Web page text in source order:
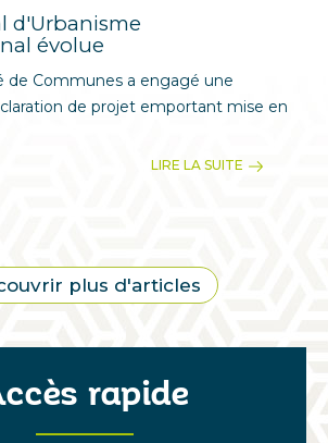
d'Urbanisme
évolue
de Communes a engagé une
de projet emportant mise en
LIRE LA SUITE
plus d'articles
rapide